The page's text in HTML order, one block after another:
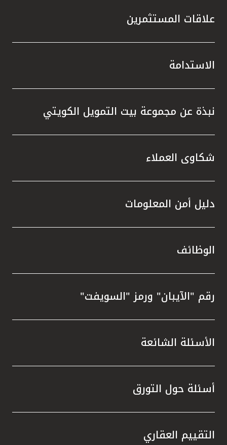
علاقات المستثمرين
الاستدامة
نبذة عن مجموعة بيت التمويل الكويتي
شكاوى العملاء
دليل أمن المعلومات
الوظائف
رقم "الآيبان" ورمز "السويفت"
الأسئلة الشائعة
أسئلة حول التورق
التقييم العقاري